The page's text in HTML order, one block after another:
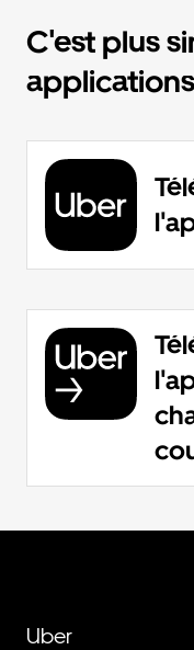
C'est plus
applications
Uber